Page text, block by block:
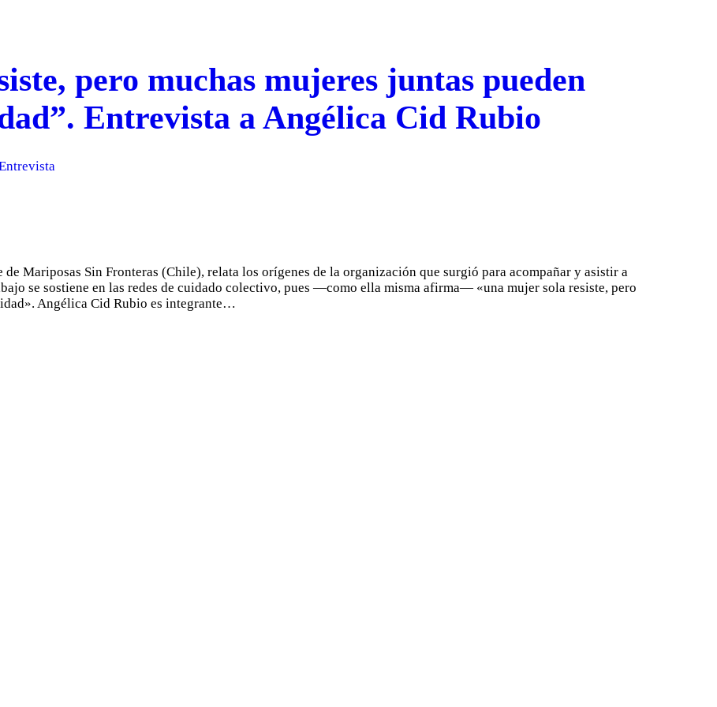
pero muchas mujeres juntas pueden
Entrevista a Angélica Cid Rubio
Mariposas Sin Fronteras (Chile), relata los orígenes de la organización que surgió para acompañar y asistir a
se sostiene en las redes de cuidado colectivo, pues —como ella misma afirma— «una mujer sola resiste, pero
Angélica Cid Rubio es integrante…